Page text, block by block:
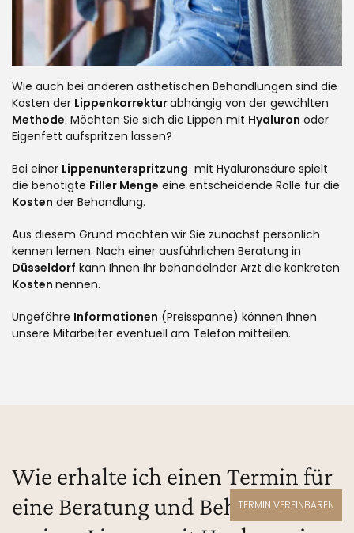
Wie auch bei anderen ästhetischen Behandlungen sind die
Kosten der Lippenkorrekturabhängig von der gewählten
Methode: Möchten Sie sich die Lippen mit Hyaluron oder
Eigenfett aufspritzen lassen?
Bei einer Lippenunterspritzung mit Hyaluronsäure spielt
die benötigte Filler Menge eine entscheidende Rolle für die
Kosten der Behandlung.
Aus diesem Grund möchten wir Sie zunächst persönlich
kennen lernen. Nach einer ausführlichen Beratung in
Düsseldorf kann Ihnen Ihr behandelnder Arzt die konkreten
Kosten nennen.
Ungefähre Informationen (Preisspanne) können Ihnen
unsere Mitarbeiter eventuell am Telefon mitteilen.
Wie erhalte ich einen Termin für
eine Beratung und Behandlung
TERMIN VEREINBAREN